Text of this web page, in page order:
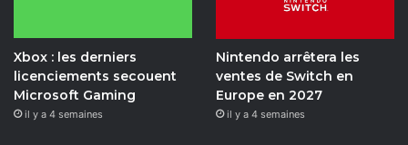
Xbox : les derniers
licenciements secouent
Microsoft Gaming
il y a 4 semaines
Nintendo arrêtera les
ventes de Switch en
Europe en 2027
il y a 4 semaines